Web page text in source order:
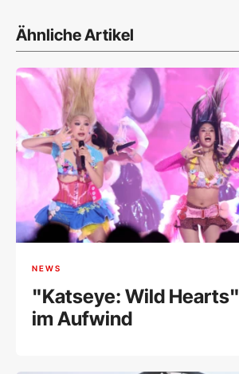
Ähnliche Artikel
NEWS
"Katseye: Wild
im Aufwind